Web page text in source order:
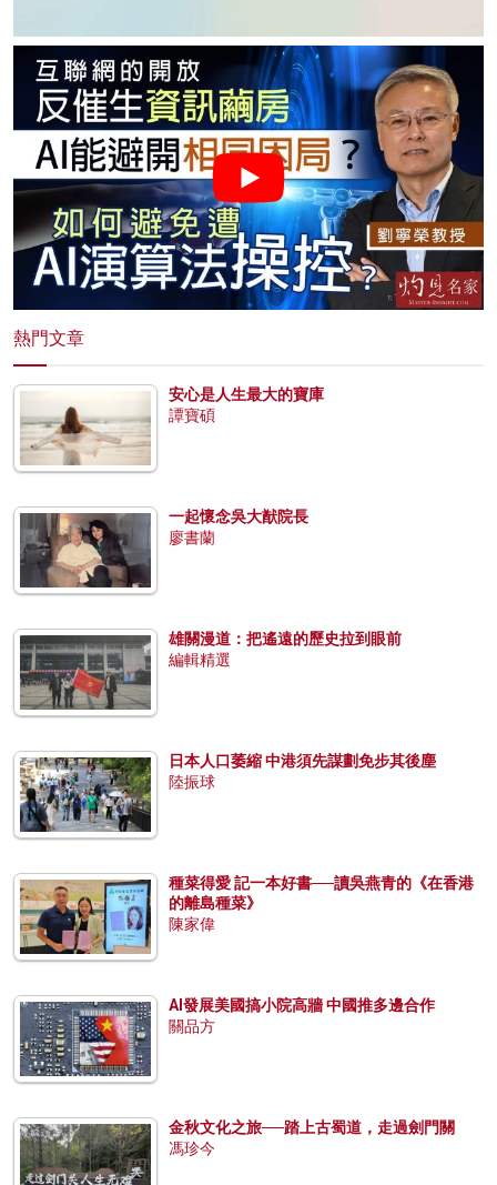
熱門文章
安心是人生最大的寶庫
譚寶碩
一起懷念吳大猷院長
廖書蘭
雄關漫道：把遙遠的歷史拉到眼前
編輯精選
日本人口萎縮 中港須先謀劃免步其後塵
陸振球
種菜得愛 記一本好書──讀吳燕青的《在香港
的離島種菜》
陳家偉
AI發展美國搞小院高牆 中國推多邊合作
關品方
金秋文化之旅──踏上古蜀道，走過劍門關
馮珍今